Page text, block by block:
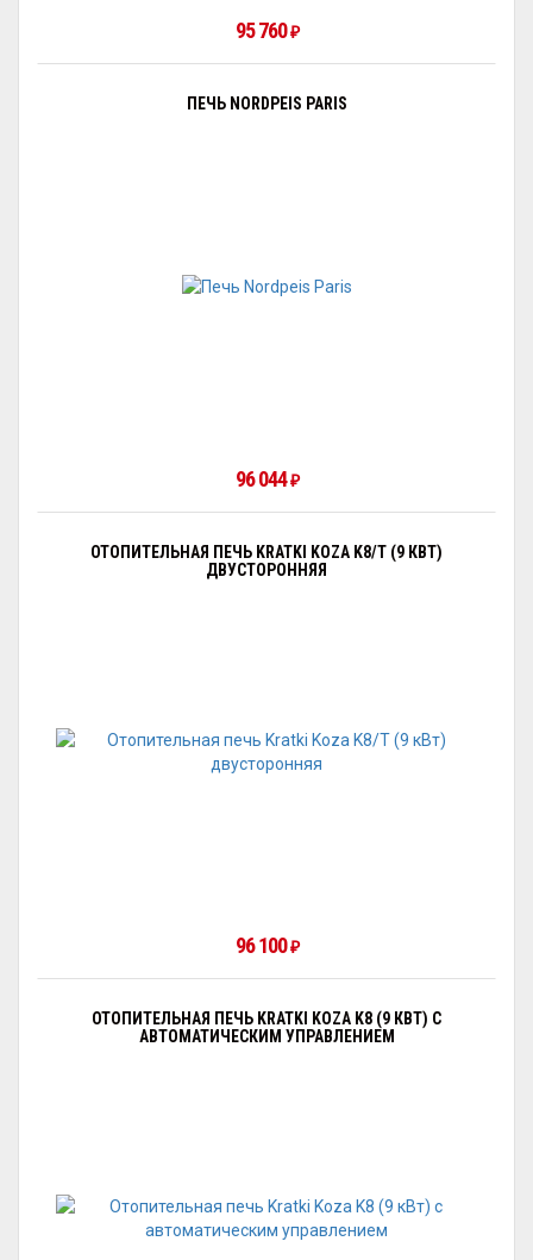
95 760 ₽
ПЕЧЬ NORDPEIS PARIS
96 044 ₽
ОТОПИТЕЛЬНАЯ ПЕЧЬ KRATKI KOZA K8/Т (9 КВТ)
ДВУСТОРОННЯЯ
96 100 ₽
ОТОПИТЕЛЬНАЯ ПЕЧЬ KRATKI KOZA K8 (9 КВТ) С
АВТОМАТИЧЕСКИМ УПРАВЛЕНИЕМ